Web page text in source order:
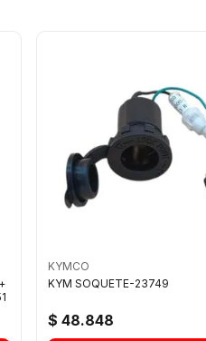
KYMCO
KYM SOQUETE-23749
$ 48.848